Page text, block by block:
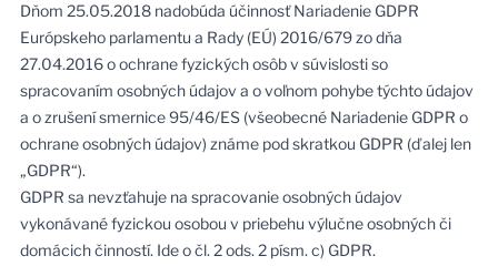
Dňom 25.05.2018 nadobúda účinnosť Nariadenie GDPR
Európskeho parlamentu a Rady (EÚ) 2016/679 zo dňa
27.04.2016 o ochrane fyzických osôb v súvislosti so
spracovaním osobných údajov a o voľnom pohybe týchto údajov
a o zrušení smernice 95/46/ES (všeobecné Nariadenie GDPR o
ochrane osobných údajov) známe pod skratkou GDPR (ďalej len
„GDPR“).
GDPR sa nevzťahuje na spracovanie osobných údajov
vykonávané fyzickou osobou v priebehu výlučne osobných či
domácich činností. Ide o čl. 2 ods. 2 písm. c) GDPR.